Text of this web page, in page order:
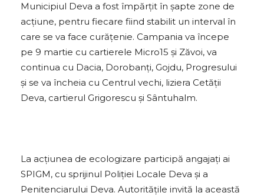
Municipiul Deva a fost împărţit în şapte zone de
acţiune, pentru fiecare fiind stabilit un interval în
care se va face curățenie. Campania va începe
pe 9 martie cu cartierele Micro15 și Zăvoi, va
continua cu Dacia, Dorobanţi, Gojdu, Progresului
şi se va încheia cu Centrul vechi, liziera Cetăţii
Deva, cartierul Grigorescu şi Sântuhalm.
La acţiunea de ecologizare participă angajaţi ai
SPIGM, cu sprijinul Poliţiei Locale Deva şi a
Penitenciarului Deva. Autorităţile invită la această